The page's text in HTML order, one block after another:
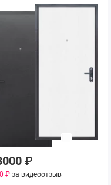
₽
₽ за видеоотзыв